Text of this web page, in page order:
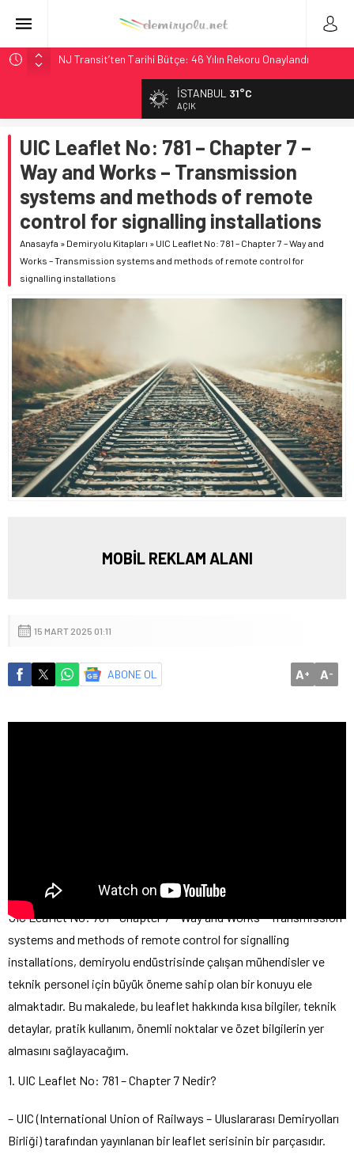
NJ Transit’ten Tarihi Bütçe: 46 Yılın Rekoru Onaylandı
Rocky Mountain, Güneş Enerjili Tesisten İlk Rayı Sevk Etti
AAR, MIT ve Berkeley Dahil 4 Üniversiteyle Araştırma
Konsorsiyumu Başlattı
Long Beach Limanı’na 58 Milyon Dolarlık Yeşil Yatırım Ödülü
Chicago’da Metra Polisi BVLOS Drone’larla Müdahale
İSTANBUL 31°C
AÇIK
UIC Leaflet No: 781 – Chapter 7 –
Way and Works – Transmission
systems and methods of remote
control for signalling installations
Anasayfa » Demiryolu Kitapları » UIC Leaflet No: 781 – Chapter 7 – Way and
Works – Transmission systems and methods of remote control for
signalling installations
MOBİL REKLAM ALANI
15 MART 2025 01:11
ABONE OL A+ A-
UIC Leaflet No: 781 – Chapter 7 – Way and Works – Transmission
systems and methods of remote control for signalling
installations, demiryolu endüstrisinde çalışan mühendisler ve
teknik personel için büyük öneme sahip olan bir konuyu ele
almaktadır. Bu makalede, bu leaflet hakkında kısa bilgiler, teknik
detaylar, pratik kullanım, önemli noktalar ve özet bilgilerin yer
almasını sağlayacağım.
1. UIC Leaflet No: 781 – Chapter 7 Nedir?
– UIC (International Union of Railways – Uluslararası Demiryolları
Birliği) tarafından yayınlanan bir leaflet serisinin bir parçasıdır.